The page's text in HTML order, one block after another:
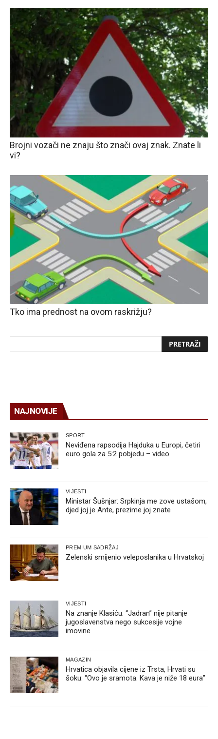
Brojni vozači ne znaju što znači ovaj znak. Znate li
vi?
Tko ima prednost na ovom raskrižju?
NAJNOVIJE
SPORT
Neviđena rapsodija Hajduka u Europi, četiri
euro gola za 5:2 pobjedu – video
VIJESTI
Ministar Šušnjar: Srpkinja me zove ustašom,
djed joj je Ante, prezime joj znate
PREMIUM SADRŽAJ
Zelenski smijenio veleposlanika u Hrvatskoj
VIJESTI
Na znanje Klasiću: “Jadran” nije pitanje
jugoslavenstva nego sukcesije vojne
imovine
MAGAZIN
Hrvatica objavila cijene iz Trsta, Hrvati su
šoku: “Ovo je sramota. Kava je niže 18 eura”